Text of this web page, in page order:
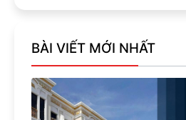
BÀI VIẾT MỚI NHẤT